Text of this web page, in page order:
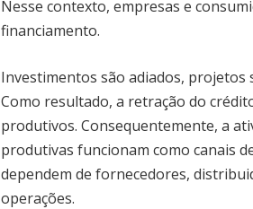
Nesse contexto, empresas e
financiamento.
Investimentos são adiados,
Como resultado, a retração do
produtivos. Consequentemente, a
produtivas funcionam como canais
dependem de fornecedores,
operações.